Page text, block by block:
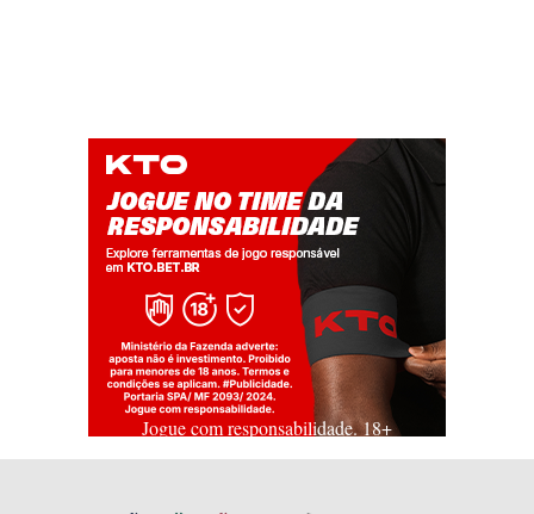
Jogue com responsabilidade. 18+